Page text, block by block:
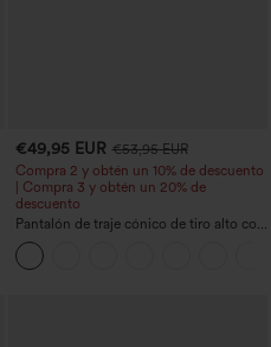
€49,95 EUR €53,95 EUR
Compra 2 y obtén un 10% de descuento
| Compra 3 y obtén un 20% de
descuento
Pantalón de traje cónico de tiro alto con
bolsillos